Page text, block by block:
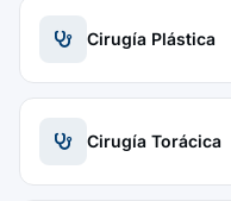
Cirugía Plástica
Cirugía Torácica